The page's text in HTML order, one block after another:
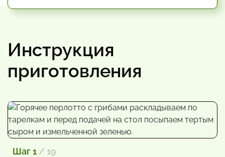
Инструкция
приготовления
Шаг 1 / 19